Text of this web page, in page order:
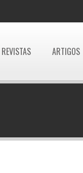
REVISTAS ARTIGOS